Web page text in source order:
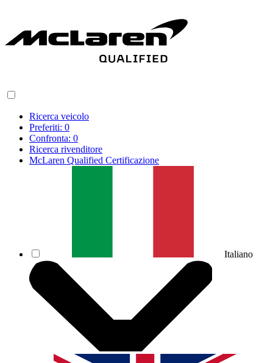
Ricerca veicolo
Preferiti: 0
Confronta: 0
Ricerca rivenditore
McLaren Qualified Certificazione
Italiano